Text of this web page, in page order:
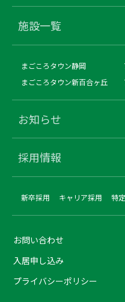
施設一覧
まごころタウン静岡
ア
まごころタウン新百合ヶ丘
お知らせ
採用情報
新卒採用 キャリア採用 特
お問い合わせ
入居申し込み
プライバシーポリシー